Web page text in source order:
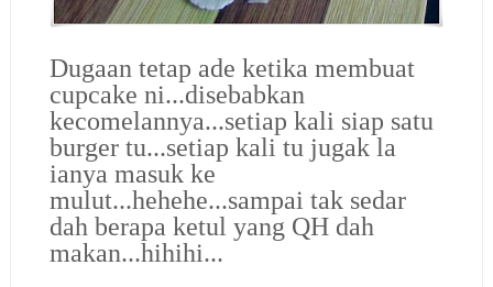
Dugaan tetap ade ketika membuat
cupcake ni...disebabkan
kecomelannya...setiap kali siap satu
burger tu...setiap kali tu jugak la
ianya masuk ke
mulut...hehehe...sampai tak sedar
dah berapa ketul yang QH dah
makan...hihihi...